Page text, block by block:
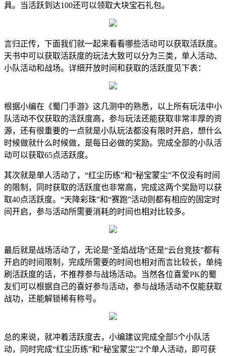
具。当活跃到达100还可以领取大块宝石礼包。
言归正传，下面我们就一起来看看哪些活动可以获取活跃度。
天书中可以获取活跃度的玩法大致可以分为三类，单人活动、
小队活动和战场。详细开放时间和获取的活跃度见下表：
根据小编在《蜀门手游》这几测中的熟悉，以上所有玩法中小
队活动不仅获取的活跃度高，参与玩法还能获取非常丰厚的资
源，还有很重要的一点就是小队玩法都没有限时开启，想什么
时候做就什么时候做，是每日必做的奖励。完成全部的小队活
动可以获取65点活跃度。
其次就是单人活动了，“红尘历练”和“秘宝蒙尘”不仅没有时间
的限制，同时获取的活跃度也非常高，完成这两个奖励可以获
取40点活跃度。“天降彩珠”和“赛跑”活动则都有相应的固定时
间开启，参与活动所需要消耗的时间也相对比较多。
最后就是战场活动了，无论是“圣焰战场”还是“云台竞技”都有
开启的时间限制，完成所需要的时间也相对而言比较长，单纯
刷活跃度的话，不推荐参与战场活动。当然各位喜爱PK的蜀
友们可以根据自己的喜好参与活动，参与战场活动不仅能获取
战功，还能解锁稀有称号。
总的来说，就冲着活跃度去，小编建议完成全部5个小队活
动，同时完成“红尘历练”和“秘宝蒙尘”2个单人活动，即可获